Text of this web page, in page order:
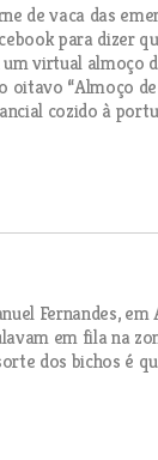
de vaca das
para dizer
virtual almoço
“Almoço de
cozido à
Fernandes, em
em fila na
dos bichos é